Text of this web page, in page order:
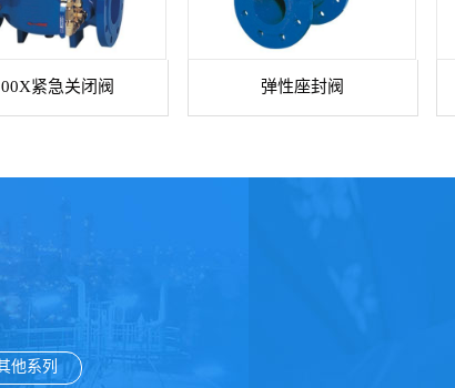
紧急关闭阀 弹性座封阀
他系列